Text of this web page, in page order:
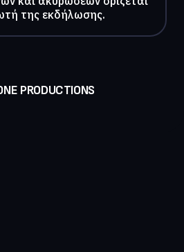
της εκδήλωσης.
PRODUCTIONS